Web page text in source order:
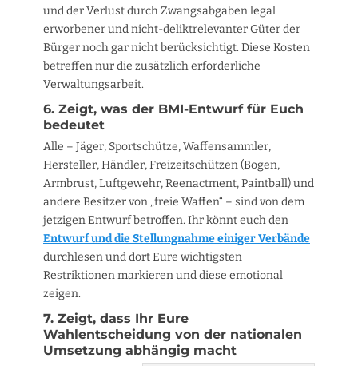
und der Verlust durch Zwangsabgaben legal
erworbener und nicht-deliktrelevanter Güter der
Bürger noch gar nicht berücksichtigt. Diese Kosten
betreffen nur die zusätzlich erforderliche
Verwaltungsarbeit.
6. Zeigt, was der BMI-Entwurf für Euch
bedeutet
Alle – Jäger, Sportschütze, Waffensammler,
Hersteller, Händler, Freizeitschützen (Bogen,
Armbrust, Luftgewehr, Reenactment, Paintball) und
andere Besitzer von „freie Waffen“ – sind von dem
jetzigen Entwurf betroffen. Ihr könnt euch den
Entwurf und die Stellungnahme einiger Verbände
durchlesen und dort Eure wichtigsten
Restriktionen markieren und diese emotional
zeigen.
7. Zeigt, dass Ihr Eure
Wahlentscheidung von der nationalen
Umsetzung abhängig macht